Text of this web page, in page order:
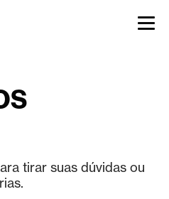
tirar suas dúvidas ou